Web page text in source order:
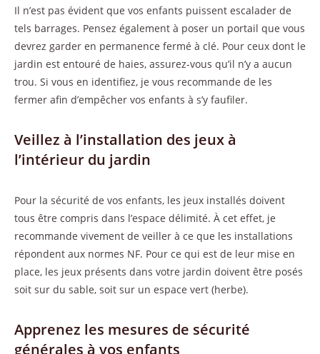
Il n’est pas évident que vos enfants puissent escalader de
tels barrages. Pensez également à poser un portail que vous
devrez garder en permanence fermé à clé. Pour ceux dont le
jardin est entouré de haies, assurez-vous qu’il n’y a aucun
trou. Si vous en identifiez, je vous recommande de les
fermer afin d’empêcher vos enfants à s’y faufiler.
Veillez à l’installation des jeux à
l’intérieur du jardin
Pour la sécurité de vos enfants, les jeux installés doivent
tous être compris dans l’espace délimité. À cet effet, je
recommande vivement de veiller à ce que les installations
répondent aux normes NF. Pour ce qui est de leur mise en
place, les jeux présents dans votre jardin doivent être posés
soit sur du sable, soit sur un espace vert (herbe).
Apprenez les mesures de sécurité
générales à vos enfants